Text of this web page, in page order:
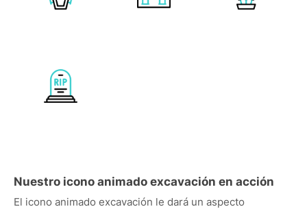
Nuestro icono animado excavación en acción
El icono animado excavación le dará un aspecto